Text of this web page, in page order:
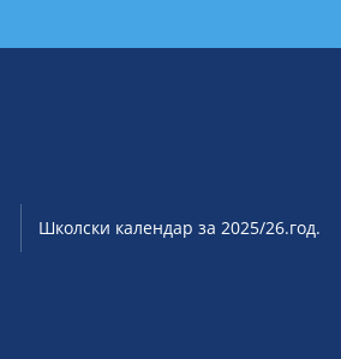
Школски календар за 2025/26.год.